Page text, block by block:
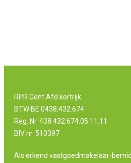
RPR Gent Afd kortrijk
BTW BE 0438.432.674
Reg. Nr. 438.432.674.05.11.11
BIV nr. 510397
Als erkend vastgoedmakelaar-